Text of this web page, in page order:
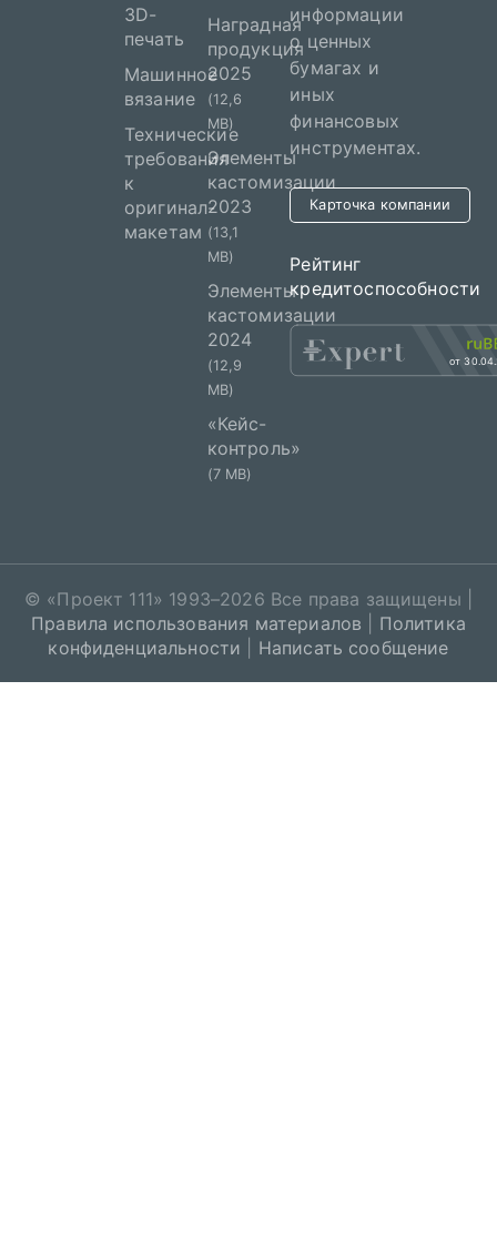
3D-
печать
Машинное
вязание
Технические
требования
к
оригинал-
макетам
Наградная
продукция
2025
(12,6
MB)
Элементы
кастомизации
2023
(13,1
MB)
Элементы
кастомизации
2024
(12,9
MB)
«Кейс-
контроль»
(7 MB)
информации
о ценных
бумагах и
иных
финансовых
инструментах.
Карточка компании
Рейтинг
кредитоспособности
от
© «Проект 111» 1993–2026 Все права защищены |
Правила использования материалов
Политика
конфиденциальности
Написать сообщение